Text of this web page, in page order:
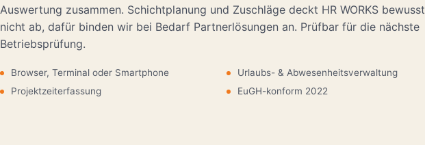
Auswertung zusammen. Schichtplanung und Zuschläge deckt HR WORKS bewusst
nicht ab, dafür binden wir bei Bedarf Partnerlösungen an. Prüfbar für die nächste
Betriebsprüfung.
Browser, Terminal oder Smartphone
Urlaubs- & Abwesenheitsverwaltung
Projektzeiterfassung
EuGH-konform 2022